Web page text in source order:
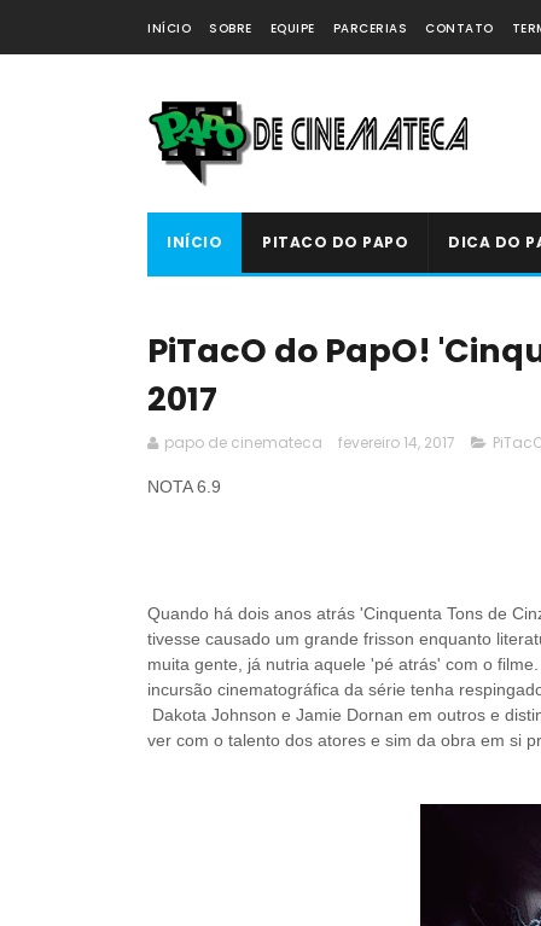
INÍCIO SOBRE EQUIPE PARCERIAS CONTATO
INÍCIO PITACO DO PAPO DICA DO
PiTacO do PapO!
2017
papo de cinemateca fevereiro 14, 2017
NOTA 6.9
Quando há dois anos atrás 'Cinquenta Tons de
tivesse causado um grande frisson enquanto
muita gente, já nutria aquele 'pé atrás' com o
incursão cinematográfica da série tenha
Dakota Johnson e Jamie Dornan em outros e
ver com o talento dos atores e sim da obra em si